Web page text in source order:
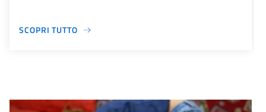
SCOPRI TUTTO